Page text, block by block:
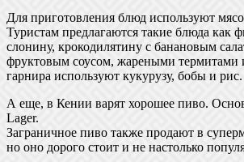
Для приготовления блюд используют
Туристам предлагаются такие блюда как
слонину, крокодилятину с банановым
фруктовым соусом, жареными термитами
гарнира используют кукурузу, бобы и рис.
А еще, в Кении варят хорошее пиво.
Lager.
Заграничное пиво также продают в
но оно дорого стоит и не настолько